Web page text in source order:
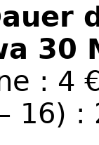
30
: 4
16) :